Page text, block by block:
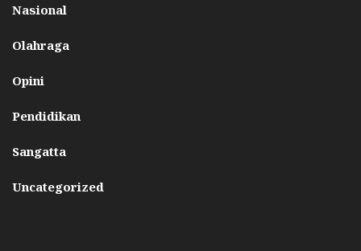
Nasional
Olahraga
Opini
Pendidikan
Sangatta
Uncategorized